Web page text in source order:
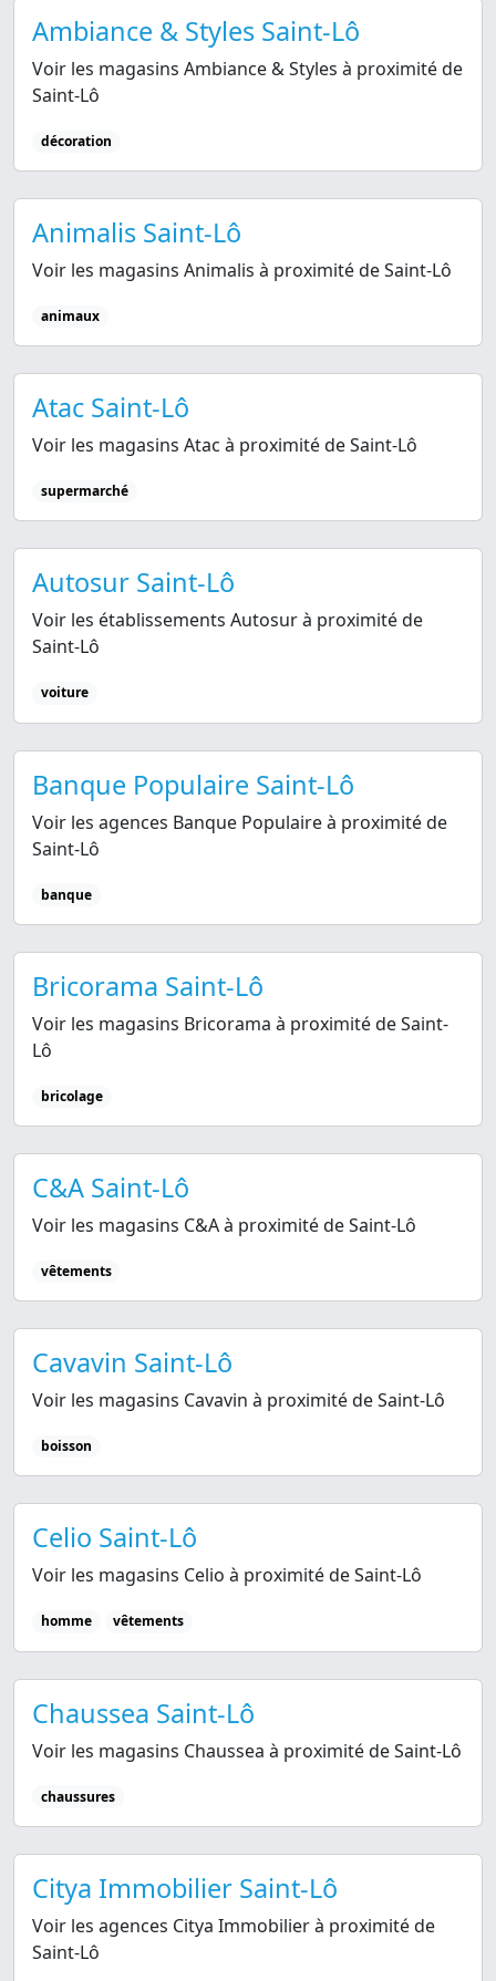
Ambiance & Styles Saint-Lô
Voir les magasins Ambiance & Styles à proximité de
Saint-Lô
décoration
Animalis Saint-Lô
Voir les magasins Animalis à proximité de Saint-Lô
animaux
Atac Saint-Lô
Voir les magasins Atac à proximité de Saint-Lô
supermarché
Autosur Saint-Lô
Voir les établissements Autosur à proximité de
Saint-Lô
voiture
Banque Populaire Saint-Lô
Voir les agences Banque Populaire à proximité de
Saint-Lô
banque
Bricorama Saint-Lô
Voir les magasins Bricorama à proximité de Saint-
Lô
bricolage
C&A Saint-Lô
Voir les magasins C&A à proximité de Saint-Lô
vêtements
Cavavin Saint-Lô
Voir les magasins Cavavin à proximité de Saint-Lô
boisson
Celio Saint-Lô
Voir les magasins Celio à proximité de Saint-Lô
homme vêtements
Chaussea Saint-Lô
Voir les magasins Chaussea à proximité de Saint-Lô
chaussures
Citya Immobilier Saint-Lô
Voir les agences Citya Immobilier à proximité de
Saint-Lô